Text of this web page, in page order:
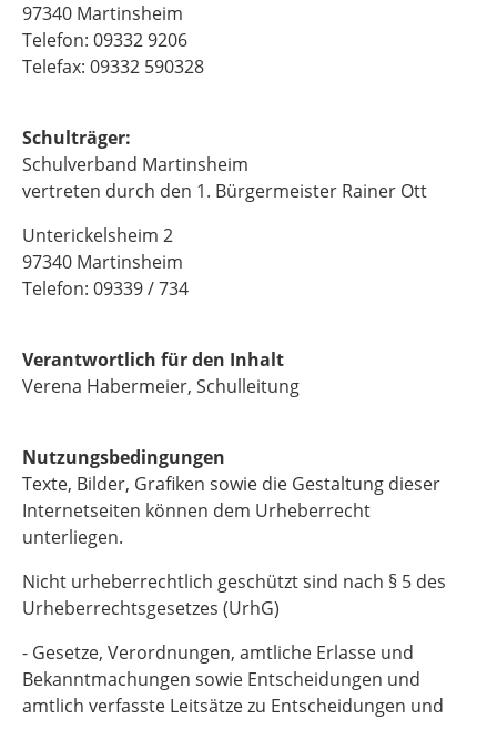
97340 Martinsheim
Telefon: 09332 9206
Telefax: 09332 590328
Schulträger:
Schulverband Martinsheim
vertreten durch den 1. Bürgermeister Rainer Ott
Unterickelsheim 2
97340 Martinsheim
Telefon: 09339 / 734
Verantwortlich für den Inhalt
Verena Habermeier, Schulleitung
Nutzungsbedingungen
Texte, Bilder, Grafiken sowie die Gestaltung dieser
Internetseiten können dem Urheberrecht
unterliegen.
Nicht urheberrechtlich geschützt sind nach § 5 des
Urheberrechtsgesetzes (UrhG)
- Gesetze, Verordnungen, amtliche Erlasse und
Bekanntmachungen sowie Entscheidungen und
amtlich verfasste Leitsätze zu Entscheidungen und